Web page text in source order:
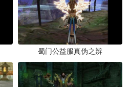
蜀门公益服真伪之辨